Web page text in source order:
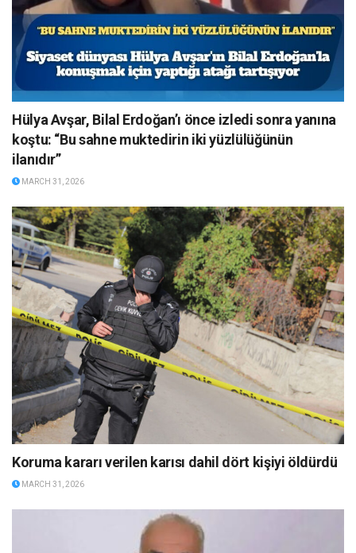
Hülya Avşar, Bilal Erdoğan’ı önce izledi sonra yanına
koştu: “Bu sahne muktedirin iki yüzlülüğünün
ilanıdır”
MARCH 31, 2026
Koruma kararı verilen karısı dahil dört kişiyi öldürdü
MARCH 31, 2026